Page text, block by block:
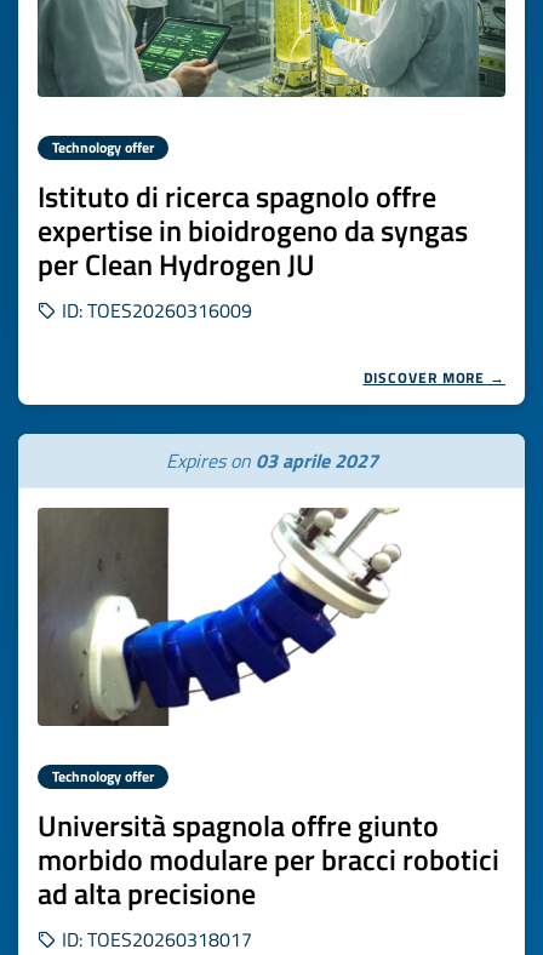
Technology offer
Istituto di ricerca spagnolo offre
expertise in bioidrogeno da syngas
per Clean Hydrogen JU
ID: TOES20260316009
DISCOVER MORE →
Expires on 03 aprile 2027
Technology offer
Università spagnola offre giunto
morbido modulare per bracci robotici
ad alta precisione
ID: TOES20260318017